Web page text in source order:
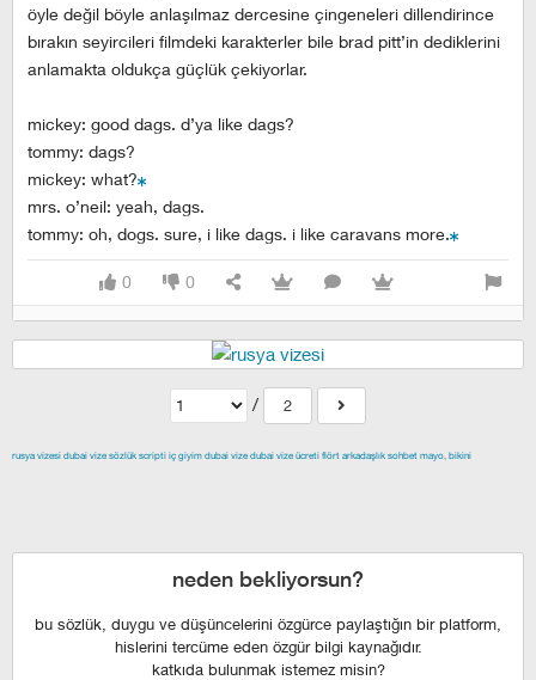
öyle değil böyle anlaşılmaz dercesine çingeneleri dillendirince
bırakın seyircileri filmdeki karakterler bile brad pitt’in dediklerini
anlamakta oldukça güçlük çekiyorlar.
mickey: good dags. d’ya like dags?
tommy: dags?
mickey: what?
mrs. o’neil: yeah, dags.
tommy: oh, dogs. sure, i like dags. i like caravans more.
0 0
/ 2
rusya vizesi dubai vize sözlük scripti iç giyim dubai vize dubai vize ücreti flört arkadaşlık sohbet mayo, bikini
neden bekliyorsun?
bu sözlük, duygu ve düşüncelerini özgürce paylaştığın bir platform,
hislerini tercüme eden özgür bilgi kaynağıdır.
katkıda bulunmak istemez misin?